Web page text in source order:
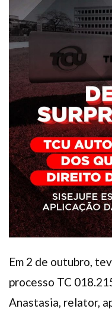
Em 2 de outubro,
processo TC
Anastasia, relator,